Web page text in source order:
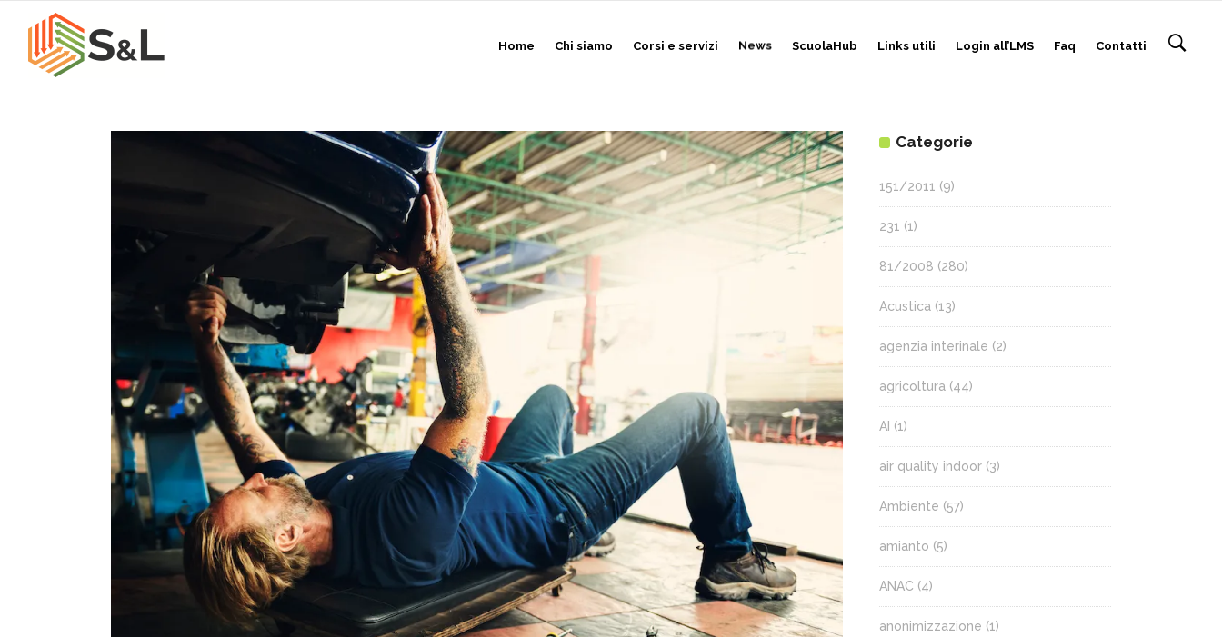
Home Chi siamo Corsi e servizi News ScuolaHub Links utili Login all’LMS Faq Contatti
Categorie
151/2011 (9)
231 (1)
81/2008 (280)
Acustica (13)
agenzia interinale (2)
agricoltura (44)
AI (1)
air quality indoor (3)
Ambiente (57)
amianto (5)
ANAC (4)
anonimizzazione (1)